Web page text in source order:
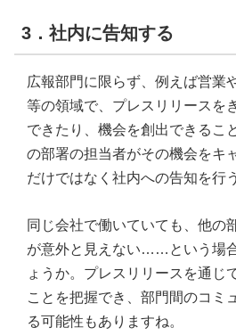
3．社内に告知する
広報部門に限らず、例えば営業
等の領域で、プレスリリースを
できたり、機会を創出できるこ
の部署の担当者がその機会をキ
だけではなく社内への告知を行
同じ会社で働いていても、他の
が意外と見えない……という場
ょうか。プレスリリースを通じ
ことを把握でき、部門間のコミ
る可能性もありますね。